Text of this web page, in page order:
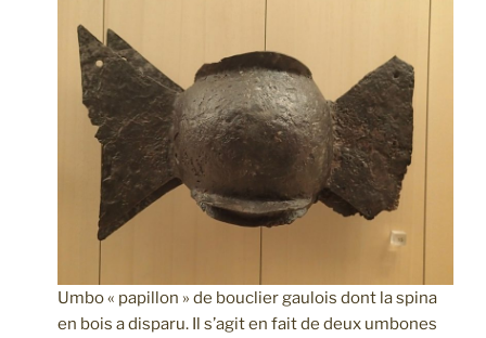
Umbo « papillon » de bouclier gaulois dont la spina
en bois a disparu. Il s’agit en fait de deux umbones